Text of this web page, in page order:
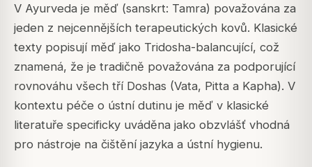
V Ayurveda je měď (sanskrt: Tamra) považována za
jeden z nejcennějších terapeutických kovů. Klasické
texty popisují měď jako Tridosha-balancující, což
znamená, že je tradičně považována za podporující
rovnováhu všech tří Doshas (Vata, Pitta a Kapha). V
kontextu péče o ústní dutinu je měď v klasické
literatuře specificky uváděna jako obzvlášť vhodná
pro nástroje na čištění jazyka a ústní hygienu.